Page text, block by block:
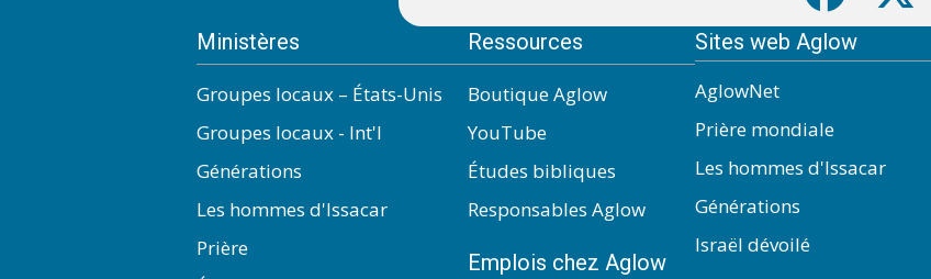
Ministères
Groupes locaux – États-Unis
Groupes locaux - Int'l
Générations
Les hommes d'Issacar
Prière
Ressources
Boutique Aglow
YouTube
Études bibliques
Responsables Aglow
Emplois chez Aglow
Sites web Aglow
AglowNet
Prière mondiale
Les hommes d'Issacar
Générations
Israël dévoilé